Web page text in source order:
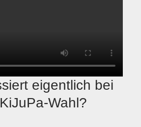
eigentlich bei
Wahl?